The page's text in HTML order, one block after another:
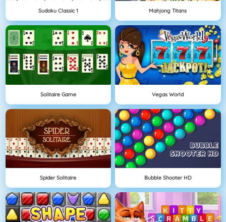
Sudoku Classic 1 Mahjong Titans
Solitaire Game Vegas World
Spider Solitaire Bubble Shooter HD